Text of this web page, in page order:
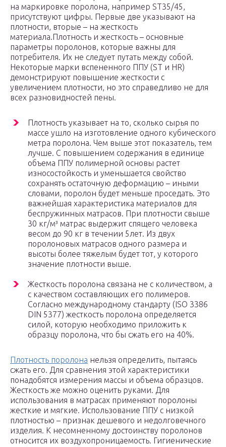
на маркировке поролона, например ST35/45,
присутствуют цифры. Первые две указывают на
плотности, вторые – на жесткость
материала.Плотность и жесткость – основные
параметры поролонов, которые важны для
потребителя. Их не следует путать между собой.
Некоторые марки вспененного ППУ (ST и HR)
демонстрируют повышение жесткости с
увеличением плотности, но это справедливо не для
всех разновидностей пены.
Плотность указывает на то, сколько сырья по
массе ушло на изготовление одного кубического
метра поролона. Чем выше этот показатель, тем
лучше. С повышением содержания в единице
объема ППУ полимерной основы растет
износостойкость и уменьшается свойство
сохранять остаточную деформацию – иными
словами, поролон будет меньше проседать. Это
важнейшая характеристика материалов для
беспружинных матрасов. При плотности свыше
30 кг/м³ матрас выдержит спящего человека
весом до 90 кг в течении 5лет. Из двух
поролоновых матрасов одного размера и
высоты более тяжелым будет тот, у которого
значение плотности выше.
Жесткость поролона связана не с количеством, а
с качеством составляющих его полимеров.
Согласно международному стандарту (ISO 3386
DIN 5377) жесткость поролона определяется
силой, которую необходимо приложить к
образцу поролона, что бы сжать его на 40%.
Плотность поролона нельзя определить, пытаясь
сжать его. Для сравнения этой характеристики
понадобятся измерения массы и объема образцов.
Жесткость же можно оценить руками. Для
использования в матрасах применяют поролоны
жесткие и мягкие. Использование ППУ с низкой
плотностью – признак дешевого и недолговечного
изделия. К несомненному достоинству поролонов
относится их воздухопроницаемость. Гигиенические